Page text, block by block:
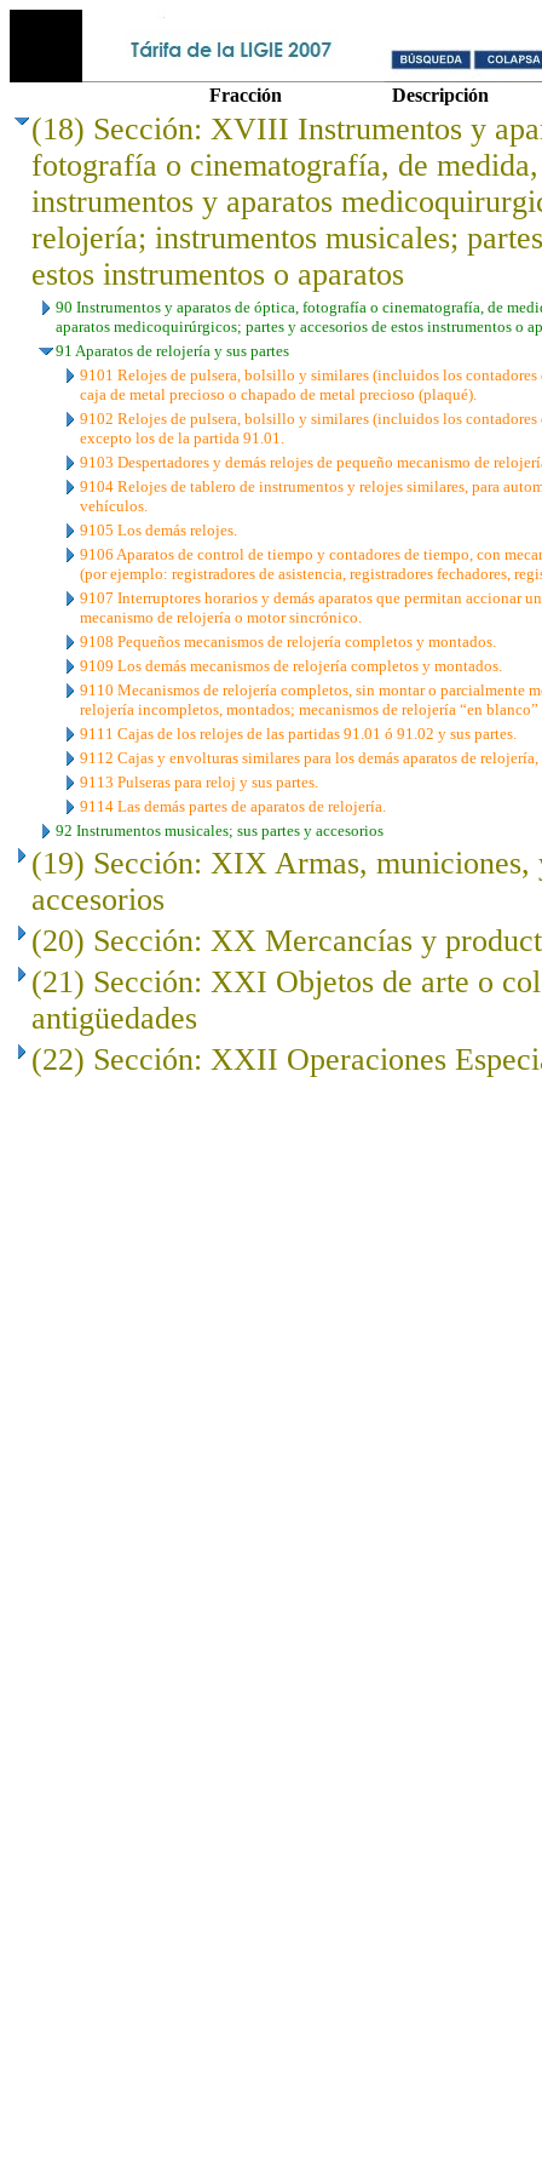
Fracción Descripción
(18) Sección: XVIII Instrumentos y
fotografía o cinematografía, de
instrumentos y aparatos
relojería; instrumentos musicales;
estos instrumentos o aparatos
90 Instrumentos y aparatos de óptica, fotografía o cinematografía, de
aparatos medicoquirúrgicos; partes y accesorios de estos instrumentos o
91 Aparatos de relojería y sus partes
9101 Relojes de pulsera, bolsillo y similares (incluidos los
caja de metal precioso o chapado de metal precioso (plaqué).
9102 Relojes de pulsera, bolsillo y similares (incluidos los contadores
excepto los de la partida 91.01.
9103 Despertadores y demás relojes de pequeño mecanismo de
9104 Relojes de tablero de instrumentos y relojes similares, para
vehículos.
9105 Los demás relojes.
9106 Aparatos de control de tiempo y contadores de tiempo, con
(por ejemplo: registradores de asistencia, registradores fechadores,
9107 Interruptores horarios y demás aparatos que permitan accionar
mecanismo de relojería o motor sincrónico.
9108 Pequeños mecanismos de relojería completos y montados.
9109 Los demás mecanismos de relojería completos y montados.
9110 Mecanismos de relojería completos, sin montar o parcialmente
relojería incompletos, montados; mecanismos de relojería “en blanco”
9111 Cajas de los relojes de las partidas 91.01 ó 91.02 y sus partes.
9112 Cajas y envolturas similares para los demás aparatos de relojería,
9113 Pulseras para reloj y sus partes.
9114 Las demás partes de aparatos de relojería.
92 Instrumentos musicales; sus partes y accesorios
(19) Sección: XIX Armas, municiones,
accesorios
(20) Sección: XX Mercancías y
(21) Sección: XXI Objetos de arte o
antigüedades
(22) Sección: XXII Operaciones